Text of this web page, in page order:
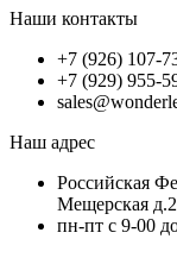
Наши контакты
+7 (926) 107-
+7 (929) 955-
Наш адрес
Российская
Мещерская
пн-пт с 9-00